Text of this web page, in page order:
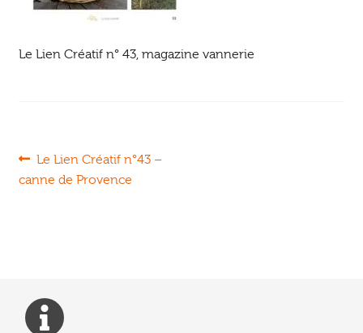
Le Lien Créatif n° 43, magazine vannerie
Navigation
Article
précédent :
Le Lien Créatif n°43 –
canne de Provence